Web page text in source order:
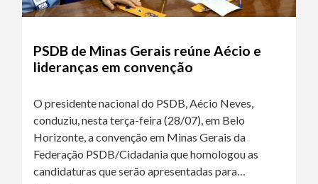
PSDB de Minas Gerais reúne Aécio e
lideranças em convenção
O presidente nacional do PSDB, Aécio Neves,
conduziu, nesta terça-feira (28/07), em Belo
Horizonte, a convenção em Minas Gerais da
Federação PSDB/Cidadania que homologou as
candidaturas que serão apresentadas para…